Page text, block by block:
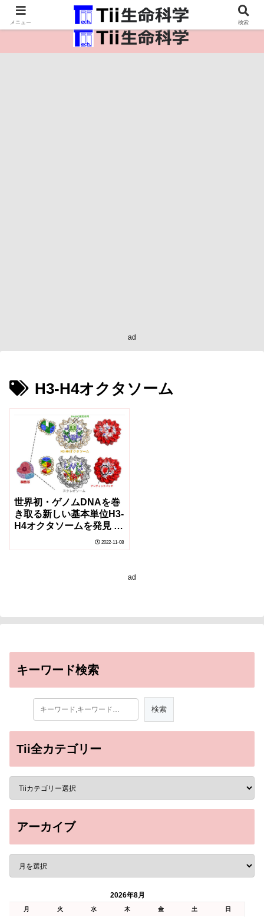
医療保健・生命・生物の情報インフラ。
ad
H3-H4オクタソーム
世界初・ゲノムDNAを巻
き取る新しい基本単位H3-
H4オクタソームを発見 ～
染色体疾患の理解に新概
念を提唱～
2022-11-08
ad
キーワード検索
Tii全カテゴリー
アーカイブ
2026年8月
月 火 水 木 金 土
日
メニュー 検索